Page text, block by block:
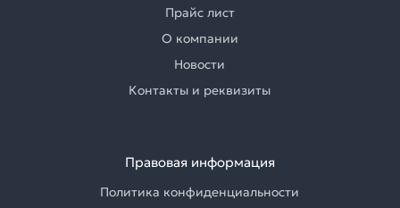
Прайс лист
О компании
Новости
Контакты и реквизиты
Правовая информация
Политика конфиденциальности